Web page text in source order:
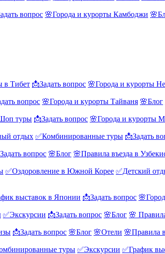
вопрос 🌸Города и курорты Камбоджи
в Тибет 📩Задать вопрос 🌸Города и курорты
вопрос 🌸Города и курорты Тайваня 🌸Блог
туры 📩Задать вопрос 🌸Города и курорты
отдых ✅Комбинированные туры 📩Задать
вопрос 🌸Блог 🌸Правила въезда в
✅Оздоровление в Южной Корее ✅Детский
выставок в Японии 📩Задать вопрос
✅Экскурсии 📩Задать вопрос 🌸Блог 🌸
📩Задать вопрос 🌸Блог 🌸Отели 🌸Правила
туры ✅Экскурсии ✅График